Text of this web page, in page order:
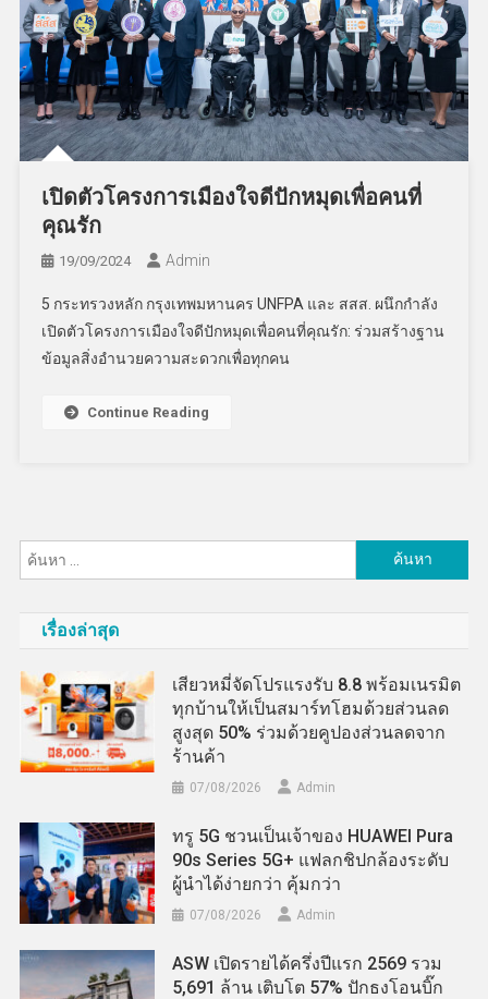
เปิดตัวโครงการเมืองใจดีปักหมุดเพื่อคนที่
คุณรัก
19/09/2024 Admin
5 กระทรวงหลัก กรุงเทพมหานคร UNFPA และ สสส. ผนึกกำลัง
เปิดตัวโครงการเมืองใจดีปักหมุดเพื่อคนที่คุณรัก: ร่วมสร้างฐาน
ข้อมูลสิ่งอำนวยความสะดวกเพื่อทุกคน
Continue Reading
สำหรับ:
เรื่องล่าสุด
เสียวหมี่จัดโปรแรงรับ 8.8 พร้อมเนรมิต
ทุกบ้านให้เป็นสมาร์ทโฮมด้วยส่วนลด
สูงสุด 50% ร่วมด้วยคูปองส่วนลดจาก
ร้านค้า
07/08/2026 Admin
ทรู 5G ชวนเป็นเจ้าของ HUAWEI Pura
90s Series 5G+ แฟลกชิปกล้องระดับ
ผู้นำได้ง่ายกว่า คุ้มกว่า
07/08/2026 Admin
ASW เปิดรายได้ครึ่งปีแรก 2569 รวม
5,691 ล้าน เติบโต 57% ปักธงโอนบิ๊ก